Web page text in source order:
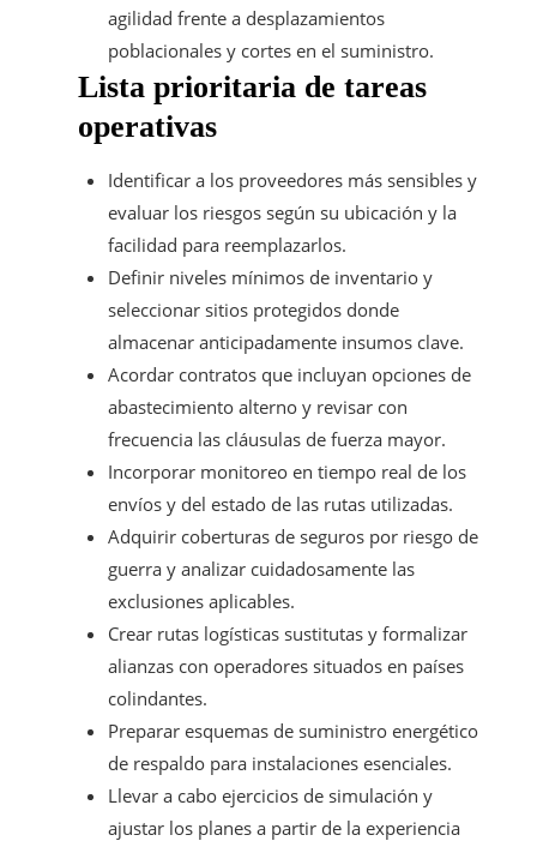
agilidad frente a desplazamientos
poblacionales y cortes en el suministro.
Lista prioritaria de tareas
operativas
Identificar a los proveedores más sensibles y
evaluar los riesgos según su ubicación y la
facilidad para reemplazarlos.
Definir niveles mínimos de inventario y
seleccionar sitios protegidos donde
almacenar anticipadamente insumos clave.
Acordar contratos que incluyan opciones de
abastecimiento alterno y revisar con
frecuencia las cláusulas de fuerza mayor.
Incorporar monitoreo en tiempo real de los
envíos y del estado de las rutas utilizadas.
Adquirir coberturas de seguros por riesgo de
guerra y analizar cuidadosamente las
exclusiones aplicables.
Crear rutas logísticas sustitutas y formalizar
alianzas con operadores situados en países
colindantes.
Preparar esquemas de suministro energético
de respaldo para instalaciones esenciales.
Llevar a cabo ejercicios de simulación y
ajustar los planes a partir de la experiencia